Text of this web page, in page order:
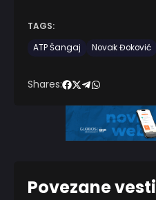
TAGS:
ATP Šangaj
Novak Đoković
Shares:
Povezane vesti